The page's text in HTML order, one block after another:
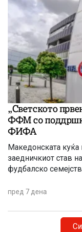
„Светското
ФФМ со
ФИФА
Македонската куќа
заедничкиот став
фудбалско
пред 7 дена